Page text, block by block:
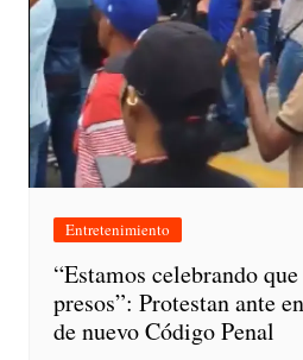
Entretenimiento
“Estamos celebrando
presos”: Protestan ante
de nuevo Código Penal